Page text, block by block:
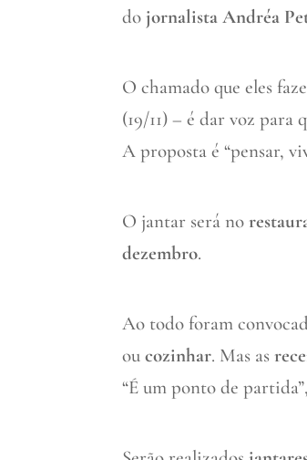
dojornalista Andréa
O chamado que eles
(19/11) – é dar voz para
A proposta é “pensar,
O jantar será no
dezembro.
Ao todo foram
ou cozinhar. Mas as
“É um ponto de